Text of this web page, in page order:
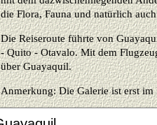
die Flora, Fauna und natürlich
Die Reiseroute führte von
- Quito - Otavalo. Mit dem
über Guayaquil.
Anmerkung: Die Galerie ist erst